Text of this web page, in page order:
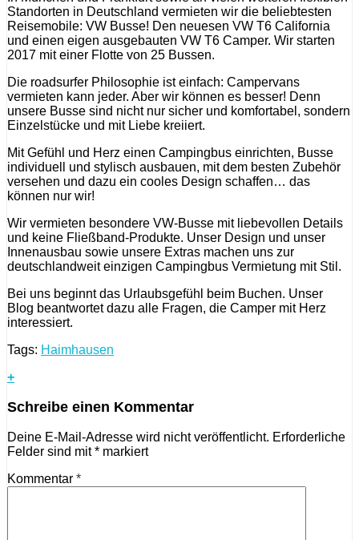
Standorten in Deutschland vermieten wir die beliebtesten
Reisemobile: VW Busse! Den neuesen VW T6 California
und einen eigen ausgebauten VW T6 Camper. Wir starten
2017 mit einer Flotte von 25 Bussen.
Die roadsurfer Philosophie ist einfach: Campervans
vermieten kann jeder. Aber wir können es besser! Denn
unsere Busse sind nicht nur sicher und komfortabel, sondern
Einzelstücke und mit Liebe kreiiert.
Mit Gefühl und Herz einen Campingbus einrichten, Busse
individuell und stylisch ausbauen, mit dem besten Zubehör
versehen und dazu ein cooles Design schaffen… das
können nur wir!
Wir vermieten besondere VW-Busse mit liebevollen Details
und keine Fließband-Produkte. Unser Design und unser
Innenausbau sowie unsere Extras machen uns zur
deutschlandweit einzigen Campingbus Vermietung mit Stil.
Bei uns beginnt das Urlaubsgefühl beim Buchen. Unser
Blog beantwortet dazu alle Fragen, die Camper mit Herz
interessiert.
Tags: Haimhausen
+
Schreibe einen Kommentar
Deine E-Mail-Adresse wird nicht veröffentlicht. Erforderliche
Felder sind mit* markiert
Kommentar *